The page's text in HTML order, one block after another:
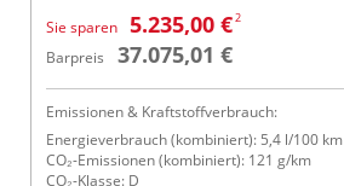
Sie sparen 5.235,00 €2
Barpreis 37.075,01 €
Emissionen & Kraftstoffverbrauch:
Energieverbrauch (kombiniert): 5,4 l/100 km
CO₂-Emissionen (kombiniert): 121 g/km
CO₂-Klasse: D